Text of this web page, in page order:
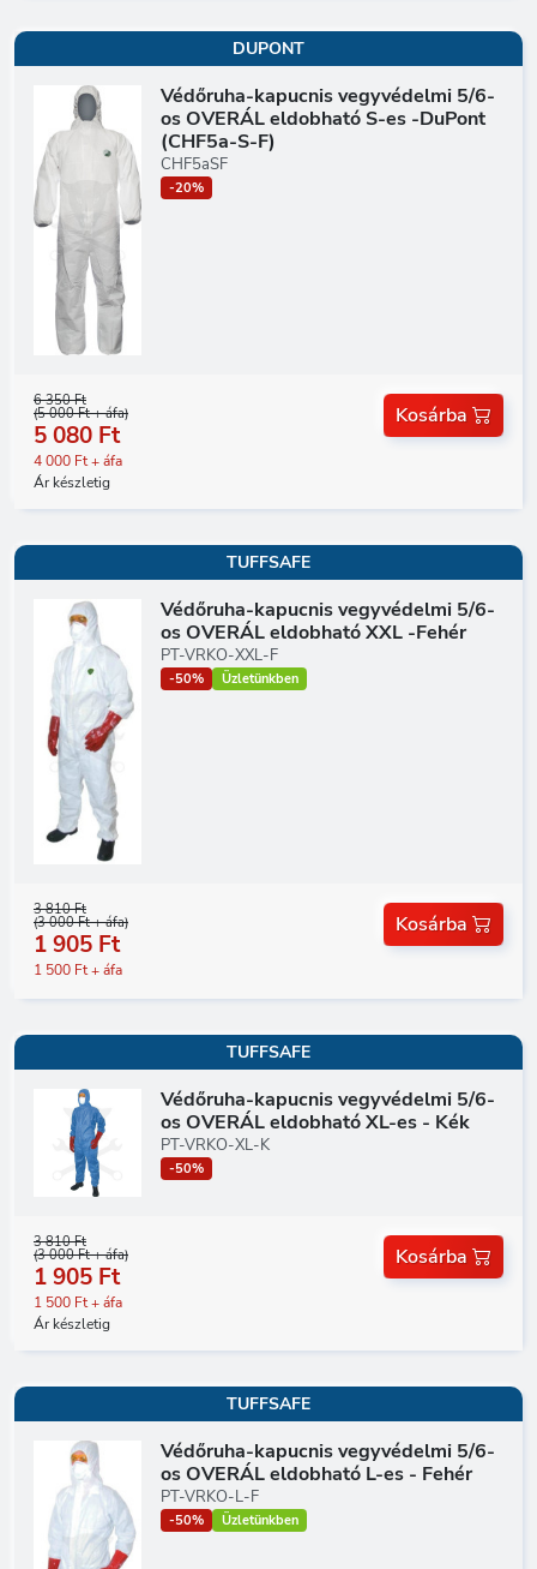
DUPONT
Védőruha-kapucnis vegyvédelmi 5/6-
os OVERÁL eldobható S-es -DuPont
(CHF5a-S-F)
CHF5aSF
-20%
6 350 Ft
(5 000 Ft + áfa)
5 080 Ft
4 000 Ft + áfa
Ár készletig
Kosárba
TUFFSAFE
Védőruha-kapucnis vegyvédelmi 5/6-
os OVERÁL eldobható XXL -Fehér
PT-VRKO-XXL-F
-50% Üzletünkben
3 810 Ft
(3 000 Ft + áfa)
1 905 Ft
1 500 Ft + áfa
Kosárba
TUFFSAFE
Védőruha-kapucnis vegyvédelmi 5/6-
os OVERÁL eldobható XL-es - Kék
PT-VRKO-XL-K
-50%
3 810 Ft
(3 000 Ft + áfa)
1 905 Ft
1 500 Ft + áfa
Ár készletig
Kosárba
TUFFSAFE
Védőruha-kapucnis vegyvédelmi 5/6-
os OVERÁL eldobható L-es - Fehér
PT-VRKO-L-F
-50% Üzletünkben